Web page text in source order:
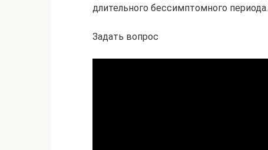
длительного бессимптомного периода.
Задать вопрос